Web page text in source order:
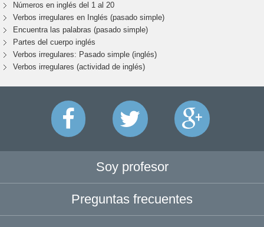
Números en inglés del 1 al 20
Verbos irregulares en Inglés (pasado simple)
Encuentra las palabras (pasado simple)
Partes del cuerpo inglés
Verbos irregulares: Pasado simple (inglés)
Verbos irregulares (actividad de inglés)
Soy profesor
Preguntas frecuentes